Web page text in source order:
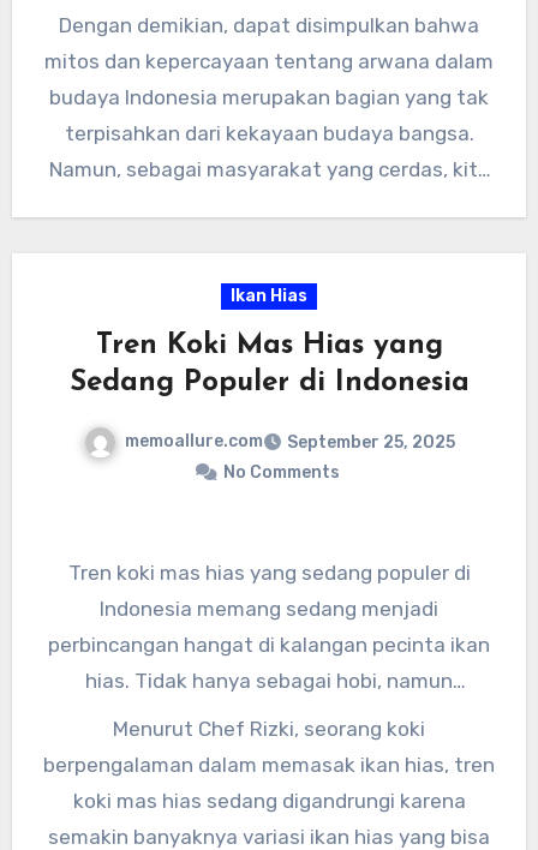
Sebagaimana disampaikan oleh Prof. Dr.
Suryadi, seorang ahli budaya Indonesia, “Mitos
dan kepercayaan tentang arwana sebaiknya
dipahami sebagai bagian dari warisan budaya
nenek moyang kita. Namun, kita juga perlu
Dengan demikian, dapat disimpulkan bahwa
mitos dan kepercayaan tentang arwana dalam
budaya Indonesia merupakan bagian yang tak
terpisahkan dari kekayaan budaya bangsa.
Namun, sebagai masyarakat yang cerdas, kita
berlebihan.
Ikan Hias
Tren Koki Mas Hias yang
Sedang Populer di Indonesia
memoallure.com
September 25, 2025
No Comments
Tren koki mas hias yang sedang populer di
Indonesia memang sedang menjadi
perbincangan hangat di kalangan pecinta ikan
hias. Tidak hanya sebagai hobi, namun
memasak ikan hias dengan koki yang
berpengalaman juga menjadi suatu kegiatan
yang menarik untuk dicoba.
Menurut Chef Rizki, seorang koki
berpengalaman dalam memasak ikan hias, tren
koki mas hias sedang digandrungi karena
semakin banyaknya variasi ikan hias yang bisa